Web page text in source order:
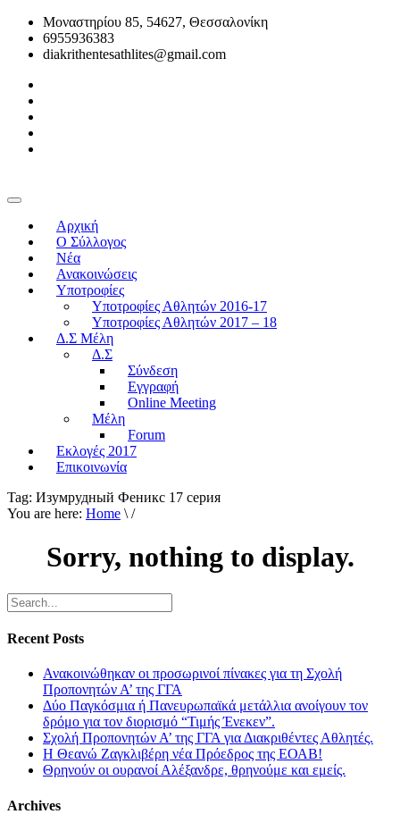
Μοναστηρίου 85, 54627, Θεσσαλονίκη
6955936383
diakrithentesathlites@gmail.com
Αρχική
O Σύλλογος
Νέα
Ανακοινώσεις
Υποτροφίες
Υποτροφίες Αθλητών 2016-17
Υποτροφίες Αθλητών 2017 – 18
Δ.Σ Μέλη
Δ.Σ
Σύνδεση
Εγγραφή
Online Meeting
Μέλη
Forum
Εκλογές 2017
Επικοινωνία
Tag: Изумрудный Феникс 17 серия
You are here: Home \ /
Sorry, nothing to display.
Recent Posts
Ανακοινώθηκαν οι προσωρινοί πίνακες για τη Σχολή
Προπονητών Α’ της ΓΓΑ
Δύο Παγκόσμια ή Πανευρωπαϊκά μετάλλια ανοίγουν τον
δρόμο για τον διορισμό “Τιμής Ένεκεν”.
Σχολή Προπονητών Α’ της ΓΓΑ για Διακριθέντες Αθλητές.
Η Θεανώ Ζαγκλιβέρη νέα Πρόεδρος της ΕΟΑΒ!
Θρηνούν οι ουρανοί Αλέξανδρε, θρηνούμε και εμείς.
Archives